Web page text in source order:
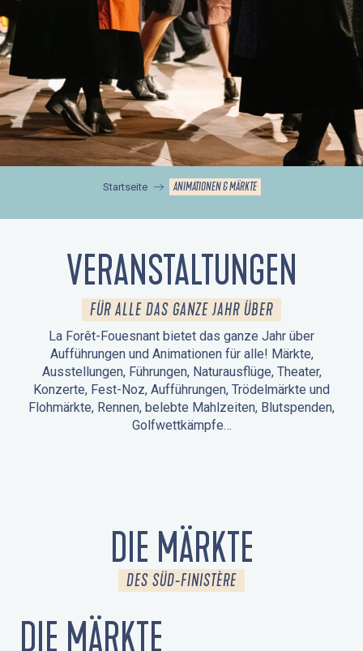
Startseite ANIMATIONEN & MÄRKTE
VERANSTALTUNGEN
FÜR ALLE DAS GANZE JAHR ÜBER
La Forêt-Fouesnant bietet das ganze Jahr über
Aufführungen und Animationen für alle! Märkte,
Ausstellungen, Führungen, Naturausflüge, Theater,
Konzerte, Fest-Noz, Aufführungen, Trödelmärkte und
Flohmärkte, Rennen, belebte Mahlzeiten, Blutspenden,
Golfwettkämpfe…
DIE MÄRKTE
DES SÜD-FINISTÈRE
DIE MÄRKTE